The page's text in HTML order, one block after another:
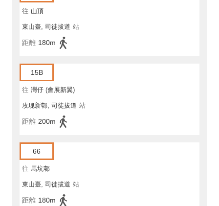
往 山頂
東山臺, 司徒拔道 站
距離 180m
15B
往 灣仔 (會展新翼)
玫瑰新邨, 司徒拔道 站
距離 200m
66
往 馬坑邨
東山臺, 司徒拔道 站
距離 180m